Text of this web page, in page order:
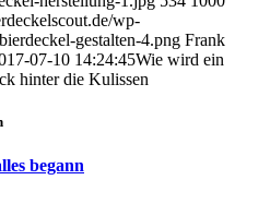
wp-
gestalten-4.png Frank
07-10 14:24:45Wie wird ein
hinter die Kulissen
begann